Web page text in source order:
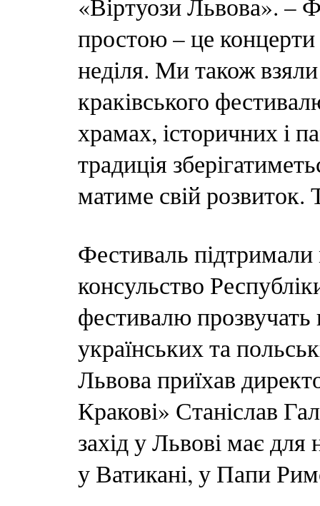
«Віртуози Львова». –
простою – це концерти
неділя. Ми також
краківського
храмах, історичних і
традиція
матиме свій розвиток.
Фестиваль підтримали
консульство
фестивалю прозвучать
українських та
Львова приїхав
Кракові» Станіслав
захід у Львові має
у Ватикані, у Папи